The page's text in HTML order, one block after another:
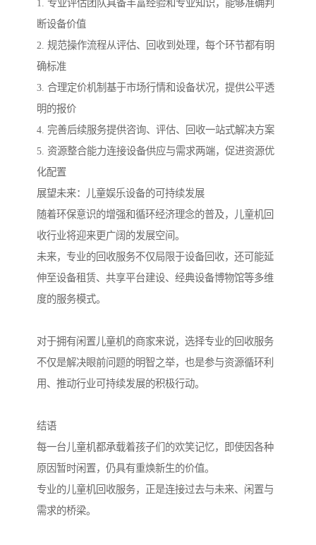
1. 专业评估团队具备丰富经验和专业知识，能够准确判
断设备价值
2. 规范操作流程从评估、回收到处理，每个环节都有明
确标准
3. 合理定价机制基于市场行情和设备状况，提供公平透
明的报价
4. 完善后续服务提供咨询、评估、回收一站式解决方案
5. 资源整合能力连接设备供应与需求两端，促进资源优
化配置
展望未来：儿童娱乐设备的可持续发展
随着环保意识的增强和循环经济理念的普及，儿童机回
收行业将迎来更广阔的发展空间。
未来，专业的回收服务不仅局限于设备回收，还可能延
伸至设备租赁、共享平台建设、经典设备博物馆等多维
度的服务模式。
对于拥有闲置儿童机的商家来说，选择专业的回收服务
不仅是解决眼前问题的明智之举，也是参与资源循环利
用、推动行业可持续发展的积极行动。
结语
每一台儿童机都承载着孩子们的欢笑记忆，即使因各种
原因暂时闲置，仍具有重焕新生的价值。
专业的儿童机回收服务，正是连接过去与未来、闲置与
需求的桥梁。